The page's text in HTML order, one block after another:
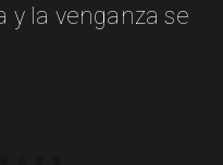
y la venganza se